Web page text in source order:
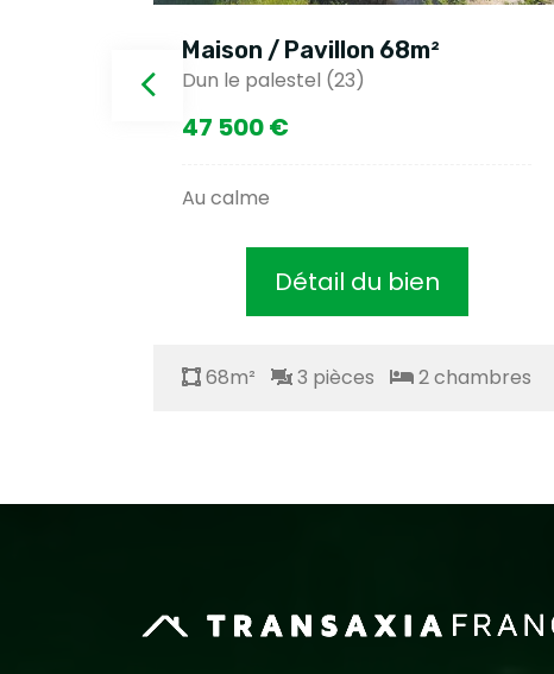
Maison / Pavillon 68m²
Dun le palestel (23)
47 500 €
Au calme
Détail du bien
68m² 3 pièces 2 chambres